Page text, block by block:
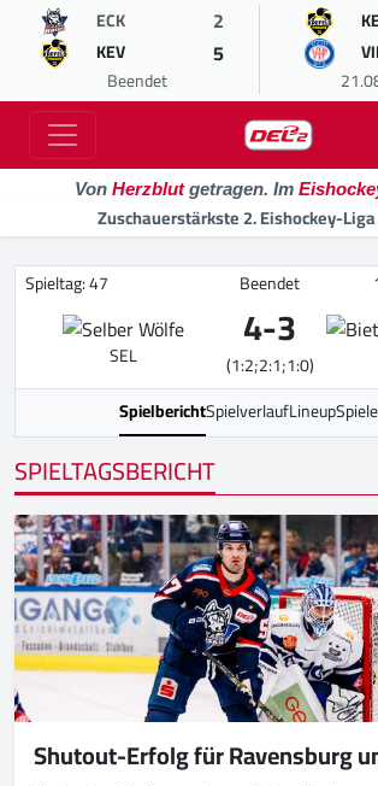
ECK 2
KEV 5
Beendet
Von Herzblutgetragen. Im
Zuschauerstärkste 2. Eishockey-
Spieltag: 47 Beendet
SEL 4-3
(1:2;2:1;1:0)
SpielberichtSpielverlaufLineup
SPIELTAGSBERICHT
Shutout-Erfolg für Ravensburg